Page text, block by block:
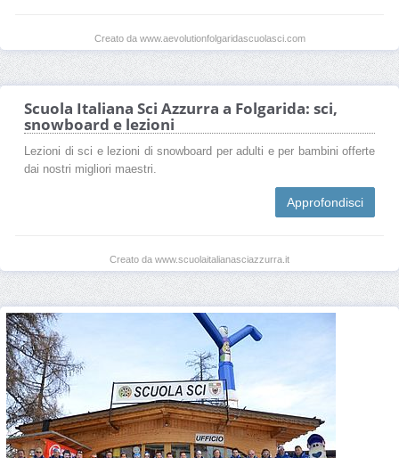
Creato da www.aevolutionfolgaridascuolasci.com
Scuola Italiana Sci Azzurra a Folgarida: sci,
snowboard e lezioni
Lezioni di sci e lezioni di snowboard per adulti e per bambini offerte
dai nostri migliori maestri.
Approfondisci
Creato da www.scuolaitalianasciazzurra.it